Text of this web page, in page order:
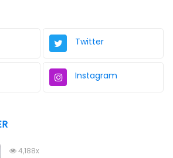
Twitter
Instagram
4,188x